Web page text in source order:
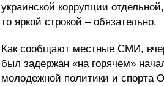
украинской коррупции
то яркой строкой – обязательно.
Как сообщают местные СМИ,
был задержан «на горячем»
молодежной политики и спорта